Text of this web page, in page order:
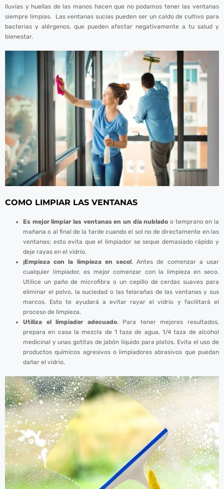
lluvias y huellas de las manos hacen que no podamos tener las ventanas
siempre limpias. Las ventanas sucias pueden ser un caldo de cultivo para
bacterias y alérgenos, que pueden afectar negativamente a tu salud y
bienestar.
COMO LIMPIAR LAS VENTANAS
Es mejor limpiar las ventanas en un día nublado o temprano en la
mañana o al final de la tarde cuando el sol no de directamente en las
ventanas; esto evita que el limpiador se seque demasiado rápido y
deje rayas en el vidrio.
¡Empieza con la limpieza en seco!. Antes de comenzar a usar
cualquier limpiador, es mejor comenzar con la limpieza en seco.
Utilice un paño de microfibra o un cepillo de cerdas suaves para
eliminar el polvo, la suciedad o las telarañas de las ventanas y sus
marcos. Esto te ayudará a evitar rayar el vidrio y facilitará el
proceso de limpieza.
Utiliza el limpiador adecuado. Para tener mejores resultados,
prepara en casa la mezcla de 1 taza de agua, 1/4 taza de alcohol
medicinal y unas gotitas de jabón líquido para platos. Evita el uso de
productos químicos agresivos o limpiadores abrasivos que puedan
dañar el vidrio.